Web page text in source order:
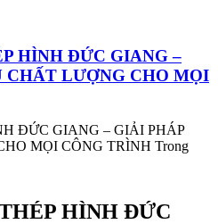
HÌNH ĐỨC GIANG –
LƯỢNG CHO MỌI
ĐỨC GIANG – GIẢI PHÁP
MỌI CÔNG TRÌNH Trong
HÌNH ĐỨC